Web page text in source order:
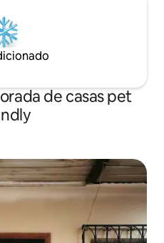
de casas pet